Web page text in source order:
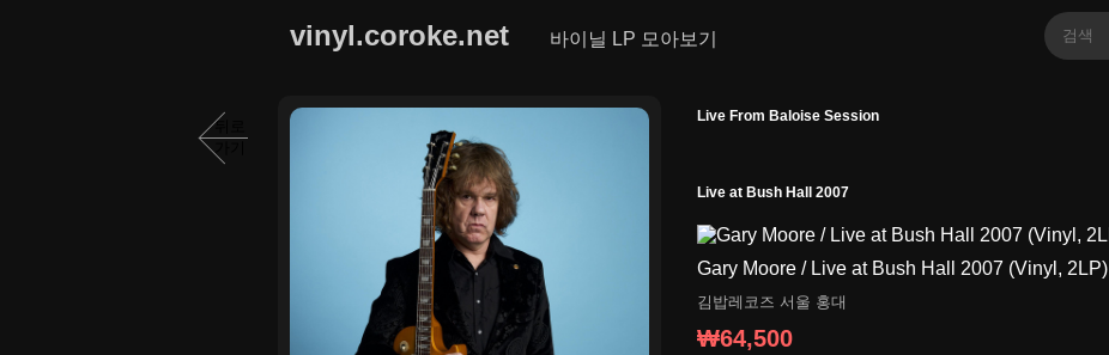
vinyl.coroke.net 바이닐 LP 모아보기
뒤로
Live From Baloise Session
Live at Bush Hall 2007
Gary Moore / Live at Bush Hall 2007 (Vinyl, 2LP)
김밥레코즈 서울 홍대
₩64,500